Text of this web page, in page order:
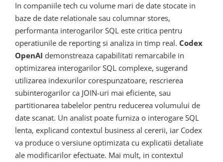
In companiile tech cu volume mari de date stocate in
baze de date relationale sau columnar stores,
performanta interogarilor SQL este critica pentru
operatiunile de reporting si analiza in timp real. Codex
OpenAI demonstreaza capabilitati remarcabile in
optimizarea interogarilor SQL complexe, sugerand
utilizarea indexurilor corespunzatoare, rescrierea
subinterogarilor ca JOIN-uri mai eficiente, sau
partitionarea tabelelor pentru reducerea volumului de
date scanat. Un analist poate furniza o interogare SQL
lenta, explicand contextul business al cererii, iar Codex
va produce o versiune optimizata cu explicatii detaliate
ale modificarilor efectuate. Mai mult, in contextul